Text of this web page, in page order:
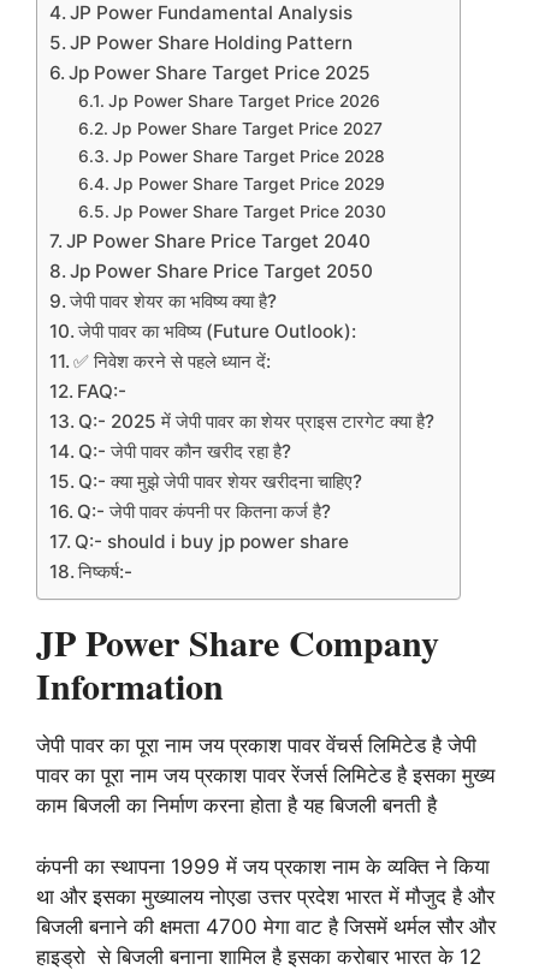
JP Power Fundamental Analysis
JP Power Share Holding Pattern
Jp Power Share Target Price 2025
Jp Power Share Target Price 2026
Jp Power Share Target Price 2027
Jp Power Share Target Price 2028
Jp Power Share Target Price 2029
Jp Power Share Target Price 2030
JP Power Share Price Target 2040
Jp Power Share Price Target 2050
जेपी पावर शेयर का भविष्य क्या है?
जेपी पावर का भविष्य (Future Outlook):
✅ निवेश करने से पहले ध्यान दें:
FAQ:-
Q:- 2025 में जेपी पावर का शेयर प्राइस टारगेट क्या है?
Q:- जेपी पावर कौन खरीद रहा है?
Q:- क्या मुझे जेपी पावर शेयर खरीदना चाहिए?
Q:- जेपी पावर कंपनी पर कितना कर्ज है?
Q:- should i buy jp power share
निष्कर्ष:-
JP Power Share Company
Information
जेपी पावर का पूरा नाम जय प्रकाश पावर वेंचर्स लिमिटेड है जेपी
पावर का पूरा नाम जय प्रकाश पावर रेंजर्स लिमिटेड है इसका मुख्य
काम बिजली का निर्माण करना होता है यह बिजली बनती है
कंपनी का स्थापना 1999 में जय प्रकाश नाम के व्यक्ति ने किया
था और इसका मुख्यालय नोएडा उत्तर प्रदेश भारत में मौजुद है और
बिजली बनाने की क्षमता 4700 मेगा वाट है जिसमें थर्मल सौर और
हाइड्रो से बिजली बनाना शामिल है इसका करोबार भारत के 12